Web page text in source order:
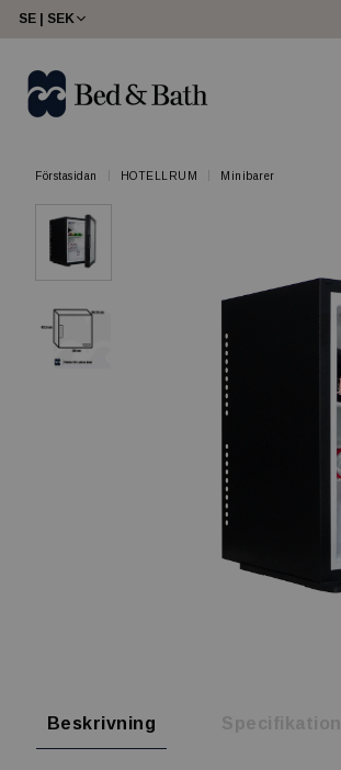
SE | SEK
Förstasidan HOTELLRUM Minibarer
Beskrivning Specifikation